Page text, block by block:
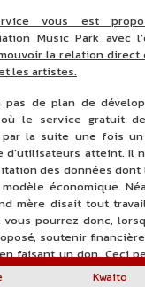
Rock
Italo
J-pop
Jazz
Jazz punk
Jazz-
Jersey club
Jump-up
Kansas
Kizomba
Kwaito
vous est
Music Park avec
la relation direct
les artistes.
de plan de
le service gratuit
par la suite une fois
d'utilisateurs atteint. Il
des données dont
économique.
mère disait tout
vous pourrez donc,
soutenir
faisant un don. Ceci
l'hébergement, le